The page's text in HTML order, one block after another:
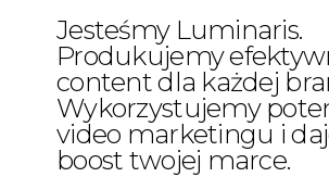
Jesteśmy Luminaris.
Produkujemy
content dla każdej
Wykorzystujemy
video marketingu i
boost twojej marce.